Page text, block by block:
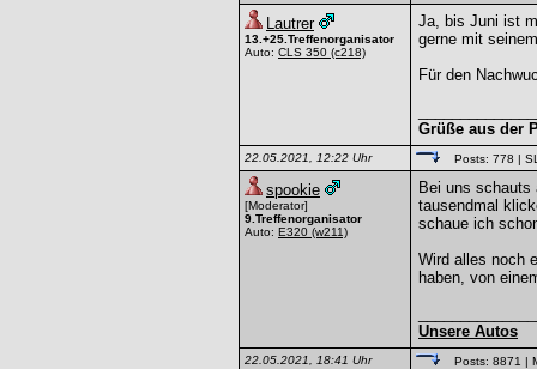
Lautrer
13.+25.Treffenorganisator
Auto: CLS 350 (c218)
Ja, bis Juni ist
gerne mit
Für den
Grüße aus der
22.05.2021, 12:22 Uhr Posts: 778 |
spookie
[Moderator]
9.Treffenorganisator
Auto: E320 (w211)
Bei uns schauts
tausendmal
schaue ich
Wird alles noch
haben, von
Unsere Autos
22.05.2021, 18:41 Uhr Posts: 8871 |